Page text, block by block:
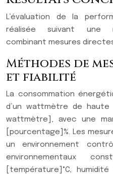
L’évaluation de la
réalisée suivant une
combinant mesures
Méthodes de
et fiabilité
La consommation
d’un wattmètre de haute
wattmètre], avec une
[pourcentage]%. Les
un environnement
environnementaux
[température]°C,